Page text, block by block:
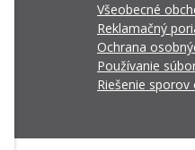
Všeobecné
Reklamačný
Ochrana
Používanie
Riešenie sporov